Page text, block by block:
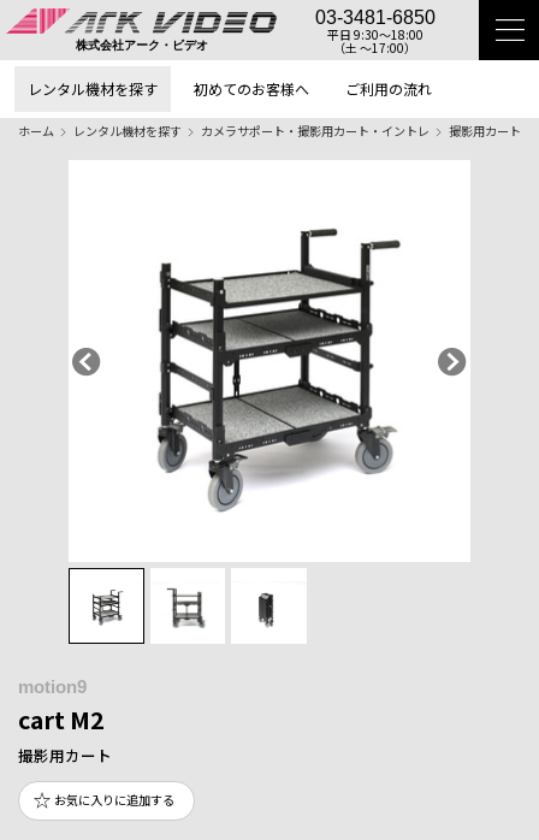
株式会社アーク・ビデオ
03-3481-6850
平日 9:30〜18:00
（土 〜17:00）
レンタル機材を探す 初めてのお客様へ ご利用の流れ
ホーム レンタル機材を探す カメラサポート・撮影用カート・イントレ 撮影用カート
motion9
cart M2
撮影用カート
お気に入りに追加する